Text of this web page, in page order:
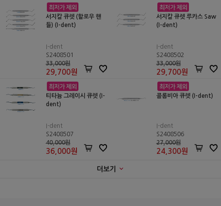
서지칼 큐렛 (할로우 핸
들) (I-dent)
I-dent
S2408501
33,000원
29,700원
서지칼 큐렛 루카스 Saw
(I-dent)
I-dent
S2408502
33,000원
29,700원
티타늄 그레이시 큐렛 (I-
dent)
I-dent
S2408507
40,000원
36,000원
콜롬비아 큐렛 (I-dent)
I-dent
S2408506
27,000원
24,300원
더보기